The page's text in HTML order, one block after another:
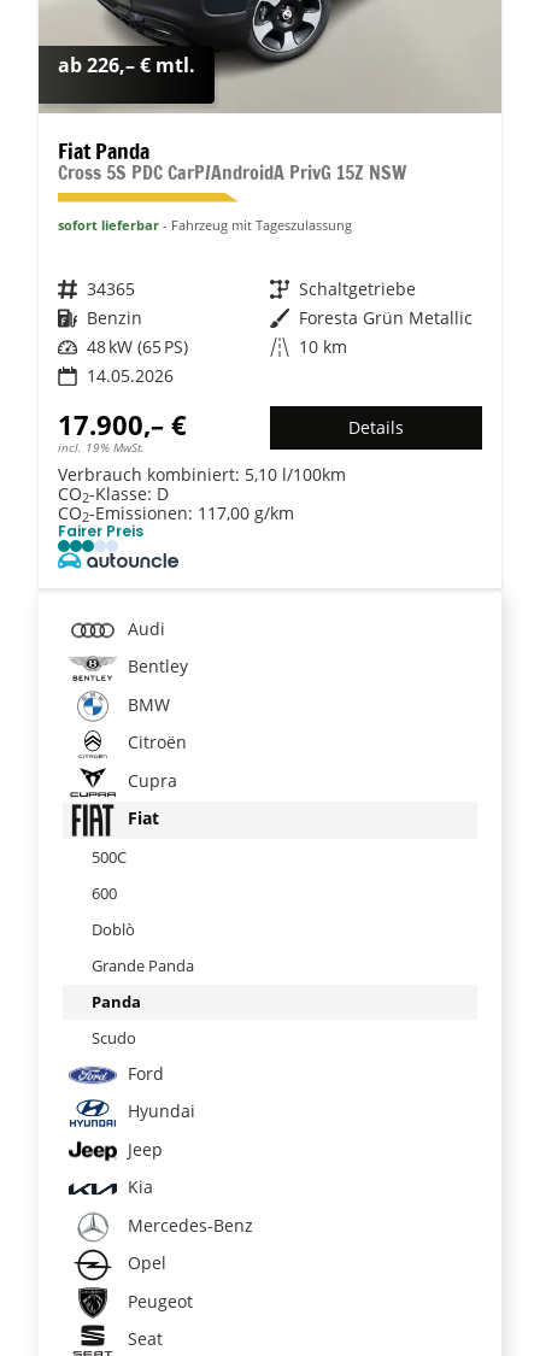
ab 226,– € mtl.
Fiat Panda
Cross 5S PDC CarP/AndroidA PrivG 15Z NSW
sofort lieferbar Fahrzeug mit Tageszulassung
Fahrzeugnr. 34365 Getriebe Schaltgetriebe
Kraftstoff Benzin Außenfarbe Foresta Grün Metallic
Leistung 48 kW (65 PS) Kilometerstand 10 km
14.05.2026
17.900,– €
incl. 19% MwSt.
Details
Verbrauch kombiniert: 5,10 l/100km
CO2-Klasse: D
CO2-Emissionen: 117,00 g/km
Fairer Preis
Audi
Bentley
BMW
Citroën
Cupra
Fiat
500C
600
Doblò
Grande Panda
Panda
Scudo
Ford
Hyundai
Jeep
Kia
Mercedes-Benz
Opel
Peugeot
Seat